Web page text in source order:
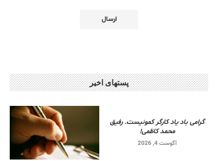
پستهای اخیر
گرامی باد یاد کارگر کمونیست. رفیق
محمد کاظمی!
آگوست 4, 2026